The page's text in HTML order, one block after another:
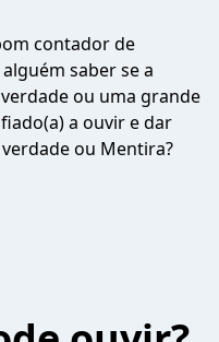
contador de
saber se a
ou uma grande
a ouvir e dar
ou Mentira?